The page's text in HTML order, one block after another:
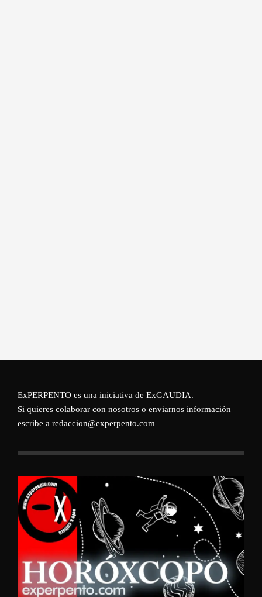
ExPERPENTO es una iniciativa de ExGAUDIA.
Si quieres colaborar con nosotros o enviarnos información
escribe a redaccion@experpento.com